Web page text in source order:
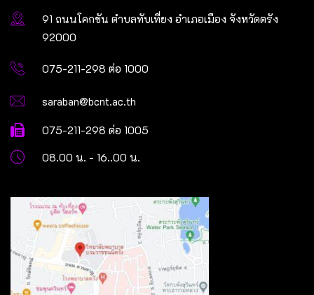
91 ถนนโคกขัน ตำบลทับเที่ยง อำเภอเมือง จังหวัดตรัง
92000
075-211-298 ต่อ 1000
saraban@bcnt.ac.th
075-211-298 ต่อ 1005
08.00 น. - 16..00 น.